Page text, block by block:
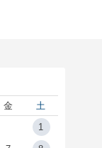
金
土
1